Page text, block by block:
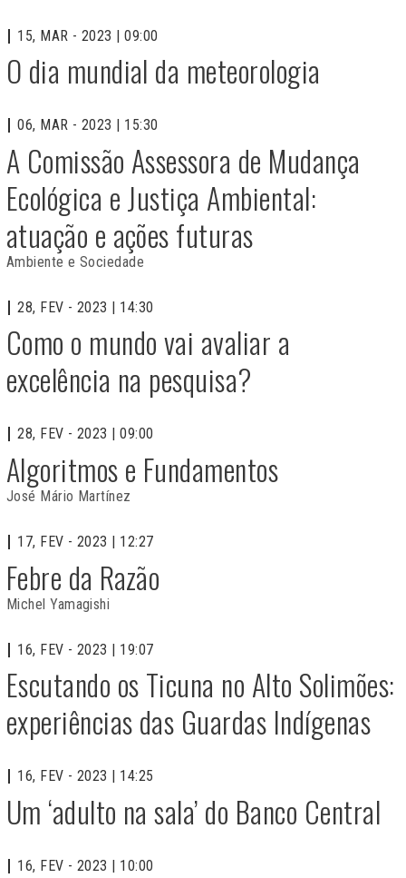
15, MAR - 2023 | 09:00
O dia mundial da meteorologia
06, MAR - 2023 | 15:30
A Comissão Assessora de Mudança
Ecológica e Justiça Ambiental:
atuação e ações futuras
Ambiente e Sociedade
28, FEV - 2023 | 14:30
Como o mundo vai avaliar a
excelência na pesquisa?
28, FEV - 2023 | 09:00
Algoritmos e Fundamentos
José Mário Martínez
17, FEV - 2023 | 12:27
Febre da Razão
Michel Yamagishi
16, FEV - 2023 | 19:07
Escutando os Ticuna no Alto Solimões:
experiências das Guardas Indígenas
16, FEV - 2023 | 14:25
Um ‘adulto na sala’ do Banco Central
16, FEV - 2023 | 10:00